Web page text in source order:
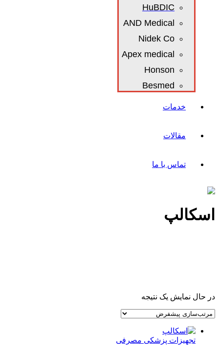
HuBDIC
AND Medical
Nidek Co
Apex medical
Honson
Besmed
خدمات
مقالات
تماس با ما
اسکالپ
در حال نمایش یک نتیجه
تجهیزات پزشکی مصرفی